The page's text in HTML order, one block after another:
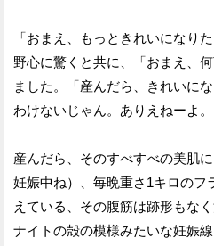
「おまえ、もっときれいになり
野心に驚くと共に、「おまえ、
ました。「産んだら、きれいに
わけないじゃん。ありえねーよ。
産んだら、そのすべすべの美肌
妊娠中ね）、毎晩重さ1キロのフ
えている、その腹筋は跡形もな
ナイトの殻の模様みたいな妊娠